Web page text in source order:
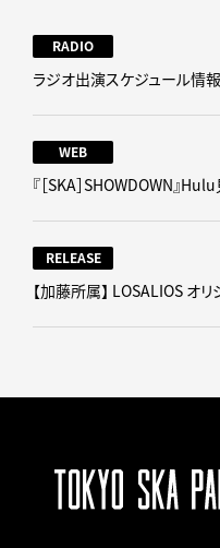
RADIO
ラジオ出演スケジュール情報
WEB
『［SKA］SHOWDOWN』
RELEASE
【加藤所属】 LOSALIOS オ